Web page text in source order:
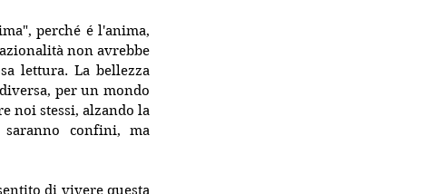
perché é l'anima,
non avrebbe
lettura. La bellezza
per un mondo
noi stessi, alzando la
confini, ma
di vivere questa